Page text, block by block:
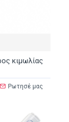
κιμωλίας
Ρωτησέ μας